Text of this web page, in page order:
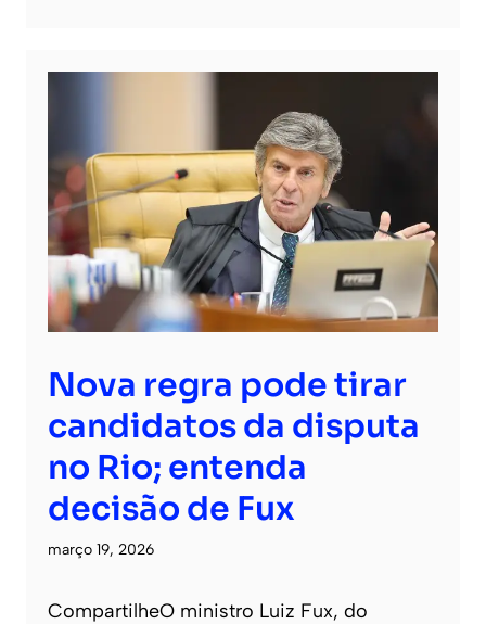
Nova regra pode tirar
candidatos da disputa
no Rio; entenda
decisão de Fux
março 19, 2026
CompartilheO ministro Luiz Fux, do